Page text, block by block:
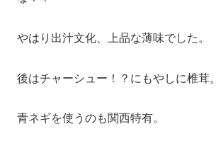
やはり出汁文化、上品な薄味でした。
後はチャーシュー！？にもやしに椎茸。
青ネギを使うのも関西特有。